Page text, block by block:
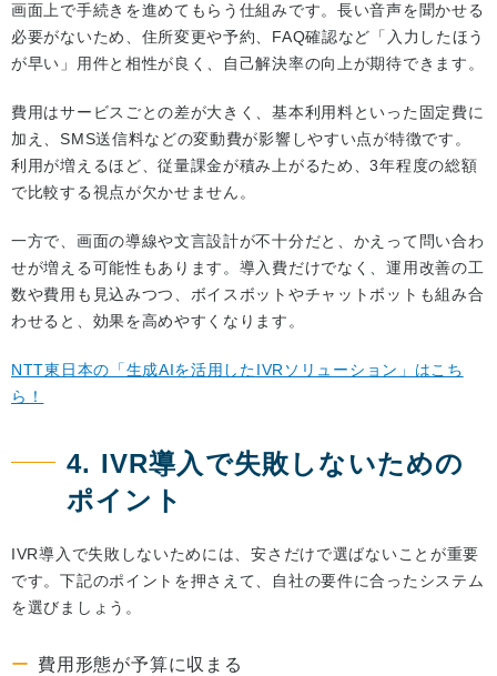
画面上で手続きを進めてもらう仕組みです。長い音声を聞かせる
必要がないため、住所変更や予約、FAQ確認など「入力したほう
が早い」用件と相性が良く、自己解決率の向上が期待できます。
費用はサービスごとの差が大きく、基本利用料といった固定費に
加え、SMS送信料などの変動費が影響しやすい点が特徴です。
利用が増えるほど、従量課金が積み上がるため、3年程度の総額
で比較する視点が欠かせません。
一方で、画面の導線や文言設計が不十分だと、かえって問い合わ
せが増える可能性もあります。導入費だけでなく、運用改善の工
数や費用も見込みつつ、ボイスボットやチャットボットも組み合
わせると、効果を高めやすくなります。
NTT東日本の「生成AIを活用したIVRソリューション」はこち
ら！
4. IVR導入で失敗しないための
ポイント
IVR導入で失敗しないためには、安さだけで選ばないことが重要
です。下記のポイントを押さえて、自社の要件に合ったシステム
を選びましょう。
費用形態が予算に収まる